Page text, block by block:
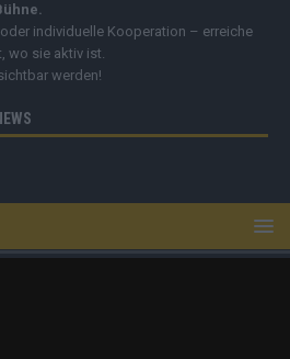
individuelle Kooperation – erreiche
wo sie aktiv ist.
werden!